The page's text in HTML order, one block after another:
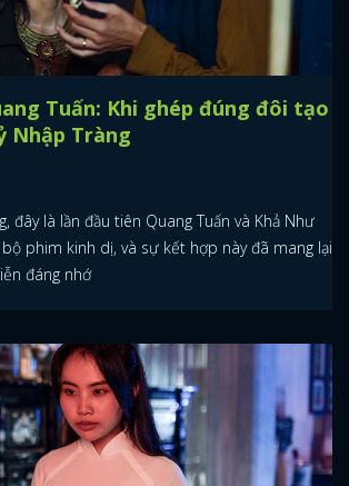
Tuấn: Khi ghép đúng đôi tạo
Nhập Tràng
đây là lần đầu tiên Quang Tuấn và Khả Như
phim kinh dị, và sự kết hợp này đã mang lại
đáng nhớ